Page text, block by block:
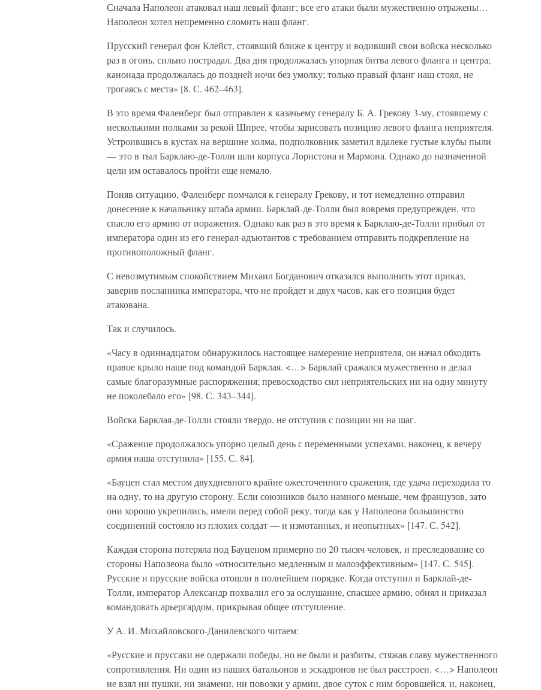
Сначала Наполеон атаковал наш левый фланг; все его атаки были мужественно отражены…
Наполеон хотел непременно сломить наш фланг.
Прусский генерал фон Клейст, стоявший ближе к центру и водивший свои войска несколько
раз в огонь, сильно пострадал. Два дня продолжалась упорная битва левого фланга и центра;
канонада продолжалась до поздней ночи без умолку; только правый фланг наш стоял, не
трогаясь с места» [8. С. 462–463].
В это время Фаленберг был отправлен к казачьему генералу Б. А. Грекову 3-му, стоявшему с
несколькими полками за рекой Шпрее, чтобы зарисовать позицию левого фланга неприятеля.
Устроившись в кустах на вершине холма, подполковник заметил вдалеке густые клубы пыли
— это в тыл Барклаю-де-Толли шли корпуса Лористона и Мармона. Однако до назначенной
цели им оставалось пройти еще немало.
Поняв ситуацию, Фаленберг помчался к генералу Грекову, и тот немедленно отправил
донесение к начальнику штаба армии. Барклай-де-Толли был вовремя предупрежден, что
спасло его армию от поражения. Однако как раз в это время к Барклаю-де-Толли прибыл от
императора один из его генерал-адъютантов с требованием отправить подкрепление на
противоположный фланг.
С невозмутимым спокойствием Михаил Богданович отказался выполнить этот приказ,
заверив посланника императора, что не пройдет и двух часов, как его позиция будет
атакована.
Так и случилось.
«Часу в одиннадцатом обнаружилось настоящее намерение неприятеля, он начал обходить
правое крыло наше под командой Барклая. <…> Барклай сражался мужественно и делал
самые благоразумные распоряжения; превосходство сил неприятельских ни на одну минуту
не поколебало его» [98. С. 343–344].
Войска Барклая-де-Толли стояли твердо, не отступив с позиции ни на шаг.
«Сражение продолжалось упорно целый день с переменными успехами, наконец, к вечеру
армия наша отступила» [155. С. 84].
«Бауцен стал местом двухдневного крайне ожесточенного сражения, где удача переходила то
на одну, то на другую сторону. Если союзников было намного меньше, чем французов, зато
они хорошо укрепились, имели перед собой реку, тогда как у Наполеона большинство
соединений состояло из плохих солдат — и измотанных, и неопытных» [147. С. 542].
Каждая сторона потеряла под Бауценом примерно по 20 тысяч человек, и преследование со
стороны Наполеона было «относительно медленным и малоэффективным» [147. С. 545].
Русские и прусские войска отошли в полнейшем порядке. Когда отступил и Барклай-де-
Толли, император Александр похвалил его за ослушание, спасшее армию, обнял и приказал
командовать арьергардом, прикрывая общее отступление.
У А. И. Михайловского-Данилевского читаем:
«Русские и пруссаки не одержали победы, но не были и разбиты, стяжав славу мужественного
сопротивления. Ни один из наших батальонов и эскадронов не был расстроен. <…> Наполеон
не взял ни пушки, ни знамени, ни повозки у армии, двое суток с ним боровшейся, и, наконец,